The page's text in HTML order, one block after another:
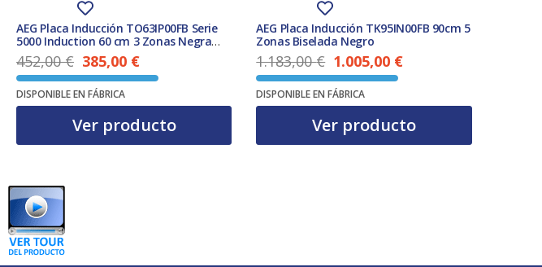
AEG Placa Inducción TO63IP00FB Serie
5000 Induction 60 cm 3 Zonas Negra
PowerBoost Hob2Hood Clase A
452,00€
El precio original era: 452,00 €.
385,00 €
El precio actual es: 385,00 €.
DISPONIBLE EN FÁBRICA
Ver producto
AEG Placa Inducción TK95IN00FB 90cm 5
Zonas Biselada Negro
1.183,00€
El precio original era: 1.183,00 €.
1.005,00 €
DISPONIBLE EN FÁBRICA
Ver producto